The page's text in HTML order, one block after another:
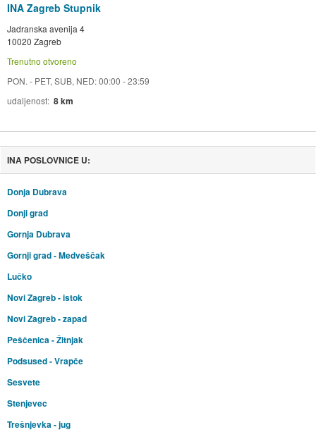
INA Zagreb Stupnik
Jadranska avenija 4
10020 Zagreb
Trenutno otvoreno
PON. - PET, SUB, NED: 00:00 - 23:59
udaljenost 8 km
INA POSLOVNICE U:
Donja Dubrava
Donji grad
Gornja Dubrava
Gornji grad - Medveščak
Lučko
Novi Zagreb - istok
Novi Zagreb - zapad
Peščenica - Žitnjak
Podsused - Vrapče
Sesvete
Stenjevec
Trešnjevka - jug